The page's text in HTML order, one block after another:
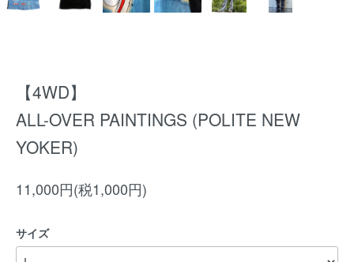
【4WD】
ALL-OVER PAINTINGS (POLITE NEW
YOKER)
11,000円(税1,000円)
サイズ